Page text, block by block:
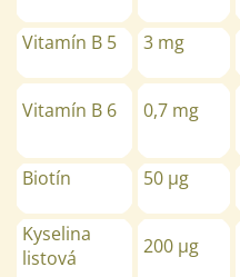
Vitamín B 5 3 mg
Vitamín B 6 0,7 mg
Biotín 50 µg
Kyselina
listová
200 µg